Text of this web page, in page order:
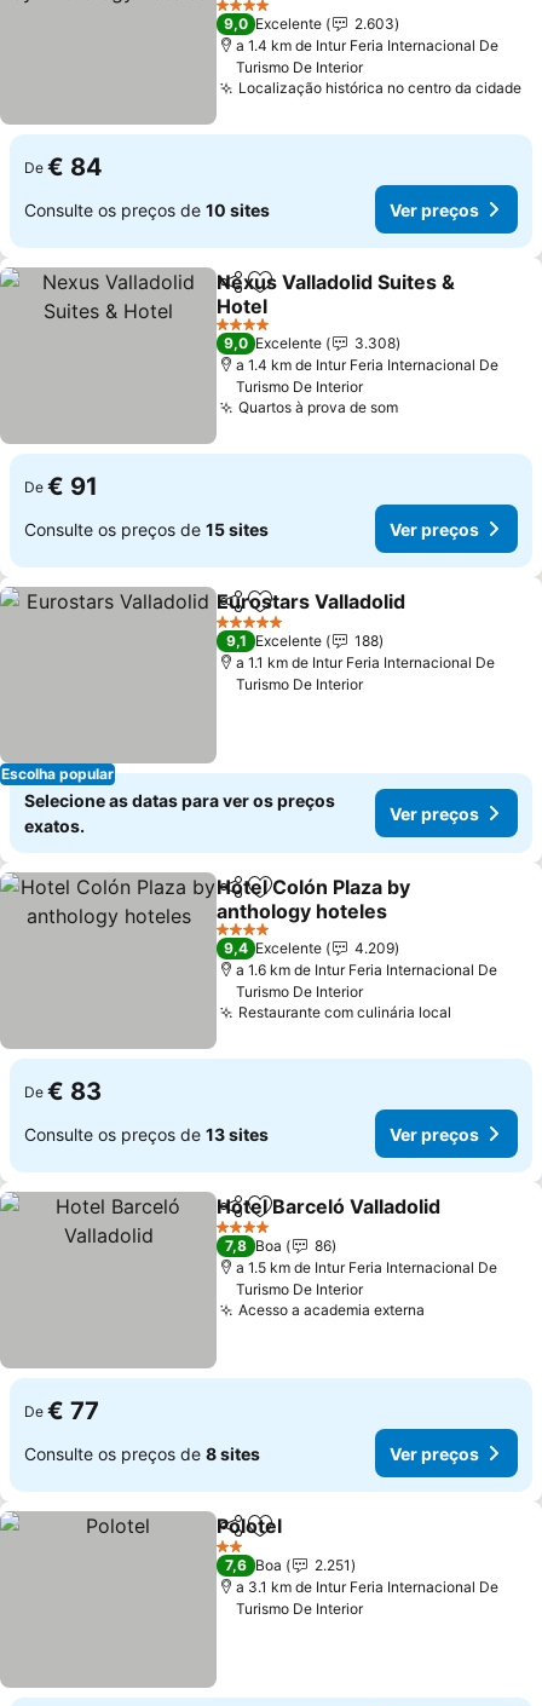
4 Estrelas
9,0 Excelente
2.603
a 1.4 km de Intur Feria Internacional De
Turismo De Interior
Localização histórica no centro da cidade
De € 84
Consulte os preços de 10 sites Ver preços
PartilharAdicionar aos favoritos
Nexus Valladolid Suites &
Hotel
4 Estrelas
9,0 Excelente
3.308
a 1.4 km de Intur Feria Internacional De
Turismo De Interior
Quartos à prova de som
De € 91
Consulte os preços de 15 sites Ver preços
Escolha popular
PartilharAdicionar aos favoritos
Eurostars Valladolid
5 Estrelas
9,1 Excelente
188
a 1.1 km de Intur Feria Internacional De
Turismo De Interior
Selecione as datas para ver os preços
exatos.
Ver preços
PartilharAdicionar aos favoritos
Hotel Colón Plaza by
anthology hoteles
4 Estrelas
9,4 Excelente
4.209
a 1.6 km de Intur Feria Internacional De
Turismo De Interior
Restaurante com culinária local
De € 83
Consulte os preços de 13 sites Ver preços
PartilharAdicionar aos favoritos
Hotel Barceló Valladolid
4 Estrelas
7,8 Boa
86
a 1.5 km de Intur Feria Internacional De
Turismo De Interior
Acesso a academia externa
De € 77
Consulte os preços de 8 sites Ver preços
PartilharAdicionar aos favoritos
Polotel
2 Estrelas
7,6 Boa
2.251
a 3.1 km de Intur Feria Internacional De
Turismo De Interior